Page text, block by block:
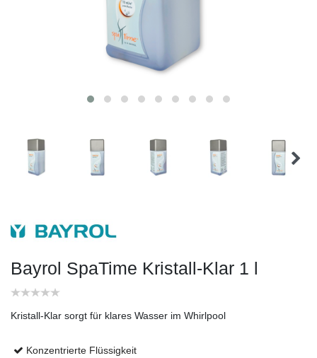
Bayrol SpaTime Kristall-Klar 1 l
Kristall-Klar sorgt für klares Wasser im Whirlpool
Konzentrierte Flüssigkeit